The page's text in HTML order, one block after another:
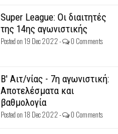
Super League: Οι διαιτητές
της 14ης αγωνιστικής
Posted on 19 Dec 2022 - 0 Comments
Β' Αιτ/νίας - 7η αγωνιστική:
Αποτελέσματα και
βαθμολογία
Posted on 18 Dec 2022 - 0 Comments